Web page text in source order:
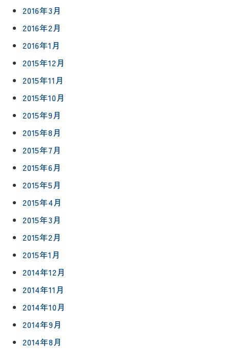
2016年3月
2016年2月
2016年1月
2015年12月
2015年11月
2015年10月
2015年9月
2015年8月
2015年7月
2015年6月
2015年5月
2015年4月
2015年3月
2015年2月
2015年1月
2014年12月
2014年11月
2014年10月
2014年9月
2014年8月